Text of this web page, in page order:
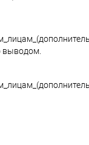
выводом.